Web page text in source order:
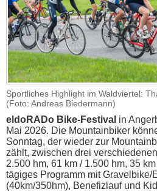
Sportliches Highlight im Waldviertel:
(Foto: Andreas Biedermann)
eldoRADo Bike-Festival in
Mai 2026. Die Mountainbiker
Sonntag, der wieder zur
zählt, zwischen drei
2.500 hm, 61 km / 1.500 hm, 35
tägiges Programm mit Gravelbike/
(40km/350hm), Benefizlauf und